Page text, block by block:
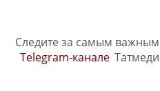
Следите за самым
Telegram-канале